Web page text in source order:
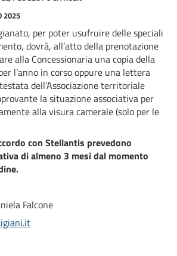
2025
per poter usufruire delle speciali
dovrà, all’atto della prenotazione
alla Concessionaria una copia della
l’anno in corso oppure una lettera
dell’Associazione territoriale
la situazione associativa per
alla visura camerale (solo per le
con Stellantis prevedono
di almeno 3 mesi dal momento
Falcone